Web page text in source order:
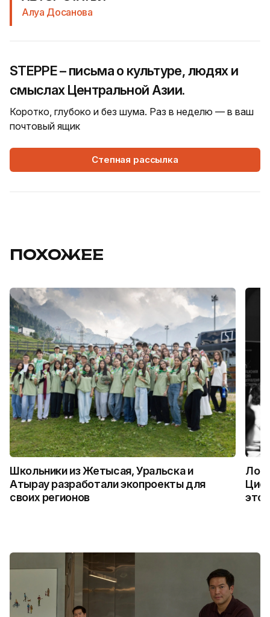
Алуа Досанова
STEPPE – письма о культуре, людях и
смыслах Центральной Азии.
Коротко, глубоко и без шума. Раз в неделю — в ваш
почтовый ящик
Степная рассылка
ПОХОЖЕЕ
Школьники из Жетысая, Уральска и
Атырау разработали экопроекты для
своих регионов
это